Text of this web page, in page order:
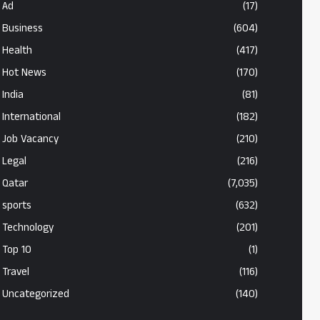
Ad
(17)
Business
(604)
Health
(417)
Hot News
(170)
India
(81)
International
(182)
Job Vacancy
(210)
Legal
(216)
Qatar
(7,035)
sports
(632)
Technology
(201)
Top 10
(1)
Travel
(116)
Uncategorized
(140)